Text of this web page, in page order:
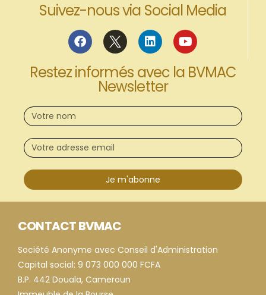
Suivez-nous via Social Media
Restez informés avec la BVMAC
Newsletter
Je m'abonne
CONTACT BVMAC
Société Anonyme avec Conseil d'Administration
Capital social: 9 073 000 000 FCFA
B.P. 442 Douala, Cameroun